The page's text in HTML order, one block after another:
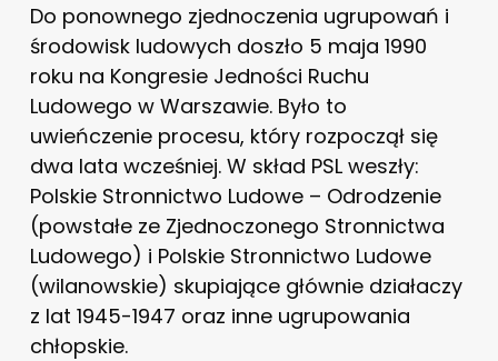
Do ponownego zjednoczenia ugrupowań i
środowisk ludowych doszło 5 maja 1990
roku na Kongresie Jedności Ruchu
Ludowego w Warszawie. Było to
uwieńczenie procesu, który rozpoczął się
dwa lata wcześniej. W skład PSL weszły:
Polskie Stronnictwo Ludowe – Odrodzenie
(powstałe ze Zjednoczonego Stronnictwa
Ludowego) i Polskie Stronnictwo Ludowe
(wilanowskie) skupiające głównie działaczy
z lat 1945-1947 oraz inne ugrupowania
chłopskie.